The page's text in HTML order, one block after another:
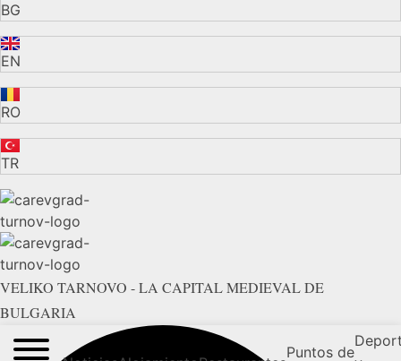
BG
EN
RO
TR
VELIKO TARNOVO - LA CAPITAL MEDIEVAL DE
BULGARIA
Puntos de